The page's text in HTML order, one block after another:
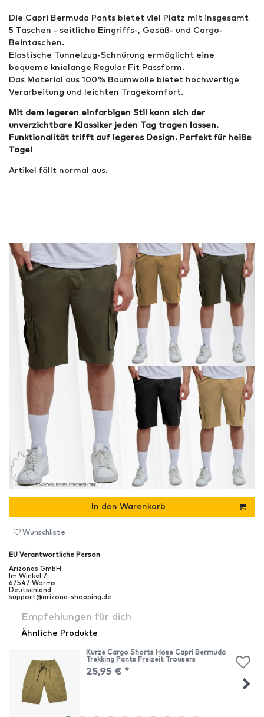
Die Capri Bermuda Pants bietet viel Platz mit insgesamt
5 Taschen - seitliche Eingriffs-, Gesäß- und Cargo-
Beintaschen.
Elastische Tunnelzug-Schnürung ermöglicht eine
bequeme knielange Regular Fit Passform.
Das Material aus 100% Baumwolle bietet hochwertige
Verarbeitung und leichten Tragekomfort.
Mit dem legeren einfarbigen Stil kann sich der
unverzichtbare Klassiker jeden Tag tragen lassen.
Funktionalität trifft auf legeres Design. Perfekt für heiße
Tage!
Artikel fällt normal aus.
In den Warenkorb
Wunschliste
EU Verantwortliche Person
Arizonas GmbH
Im Winkel
7
67547 Worms
Deutschland
support@arizona-shopping.de
Empfehlungen für dich
Ähnliche Produkte
Kurze Cargo Shorts Hose Capri Bermuda
Trekking Pants Freizeit Trousers
25,95 € *